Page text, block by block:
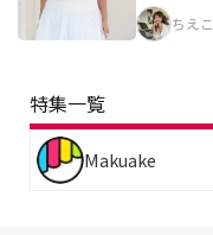
ちえこ
特集一覧
Makuake